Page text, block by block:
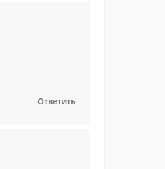
Ответить